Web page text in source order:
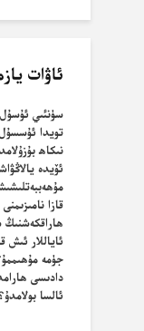
ئاۋات
سۈنئىي ئۇسۇل
تويدا ئۇسسۇل
نىكاھ
ئۆيدە
قازا
ھاراقكەشنىڭ
ئاياللار ئىش
جۈمە
دادىسى
ئالسا